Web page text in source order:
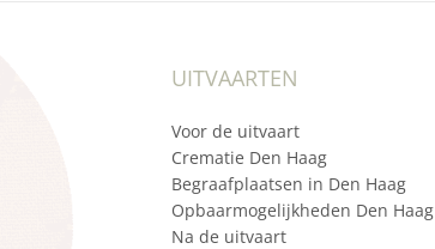
UITVAARTEN
Voor de uitvaart
Crematie Den Haag
Begraafplaatsen in Den Haag
Opbaarmogelijkheden Den Haag
Na de uitvaart